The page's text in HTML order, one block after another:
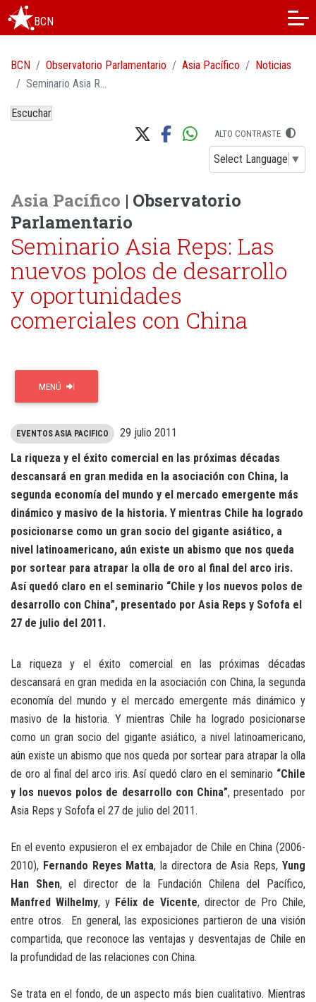
BCN
BCN Observatorio Parlamentario Asia Pacífico
Noticias
Seminario Asia Reps: Las nuevos polos de desarrollo y oportunidades comerciales con China
Escuchar
ALTO CONTRASTE
Select Language ▼
Asia Pacífico | Observatorio
Parlamentario
Seminario Asia Reps: Las
nuevos polos de desarrollo
y oportunidades
comerciales con China
MENÚ
EVENTOS ASIA PACIFICO
29 julio 2011
La riqueza y el éxito comercial en las próximas décadas
descansará en gran medida en la asociación con China, la
segunda economía del mundo y el mercado emergente más
dinámico y masivo de la historia. Y mientras Chile ha logrado
posicionarse como un gran socio del gigante asiático, a
nivel latinoamericano, aún existe un abismo que nos queda
por sortear para atrapar la olla de oro al final del arco iris.
Así quedó claro en el seminario “Chile y los nuevos polos de
desarrollo con China”, presentado por Asia Reps y Sofofa el
27 de julio del 2011.
La riqueza y el éxito comercial en las próximas décadas
descansará en gran medida en la asociación con China, la segunda
economía del mundo y el mercado emergente más dinámico y
masivo de la historia. Y mientras Chile ha logrado posicionarse
como un gran socio del gigante asiático, a nivel latinoamericano,
aún existe un abismo que nos queda por sortear para atrapar la olla
de oro al final del arco iris. Así quedó claro en el seminario “Chile
y los nuevos polos de desarrollo con China”, presentado por
Asia Reps y Sofofa el 27 de julio del 2011.
En el evento expusieron el ex embajador de Chile en China (2006-
2010), Fernando Reyes Matta, la directora de Asia Reps,Yung
Han Shen, el director de la Fundación Chilena del Pacífico,
Manfred Wilhelmy, y Félix de Vicente, director de Pro Chile,
entre otros. En general, las exposiciones partieron de una visión
compartida, que reconoce las ventajas y desventajas de Chile en
la profundidad de las relaciones con China.
Se trata en el fondo, de un aspecto más bien cualitativo. Mientras